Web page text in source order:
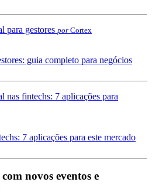
por Cortex
guia completo para negócios
7 aplicações para este mercado
novos eventos e